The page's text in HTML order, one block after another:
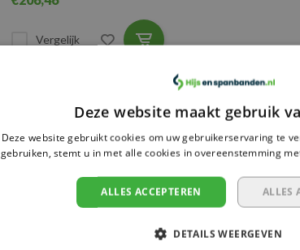
Vergelijk
HULP NODIG?
NEEM CONTACT
MET ONZE
Deze website maakt gebruik
Deze website gebruikt cookies om uw gebruikerservaring te
gebruiken, stemt u in met alle cookies in overeenstemming
ALLES ACCEPTEREN ALLES
DETAILS WEERGEVEN